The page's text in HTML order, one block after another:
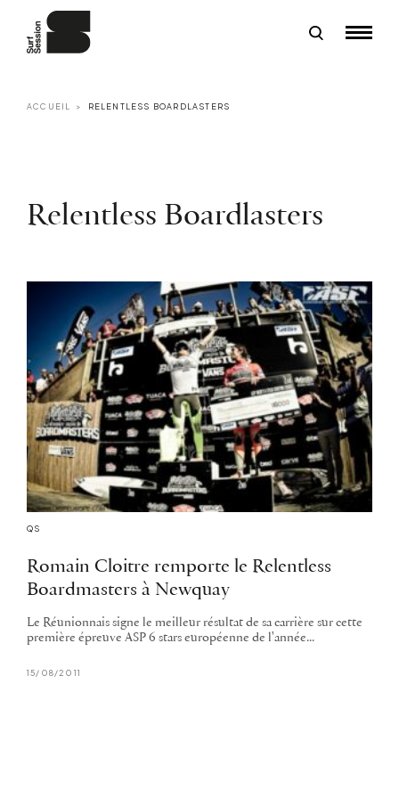
ACCUEIL RELENTLESS BOARDLASTERS
Relentless Boardlasters
QS
Romain Cloitre remporte le Relentless
Boardmasters à Newquay
Le Réunionnais signe le meilleur résultat de sa carrière sur cette
première épreuve ASP 6 stars européenne de l'année...
15/08/2011